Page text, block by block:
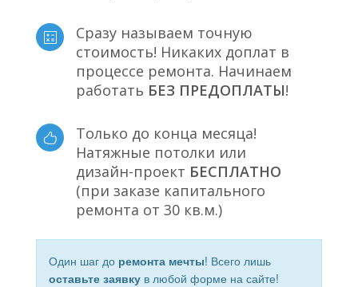
Сразу называем точную
стоимость! Никаких доплат в
процессе ремонта. Начинаем
работать БЕЗ ПРЕДОПЛАТЫ!
Только до конца месяца!
Натяжные потолки или
дизайн-проект БЕСПЛАТНО
(при заказе капитального
ремонта от 30 кв.м.)
Один шаг до ремонта мечты! Всего лишь
оставьте заявку в любой форме на сайте!